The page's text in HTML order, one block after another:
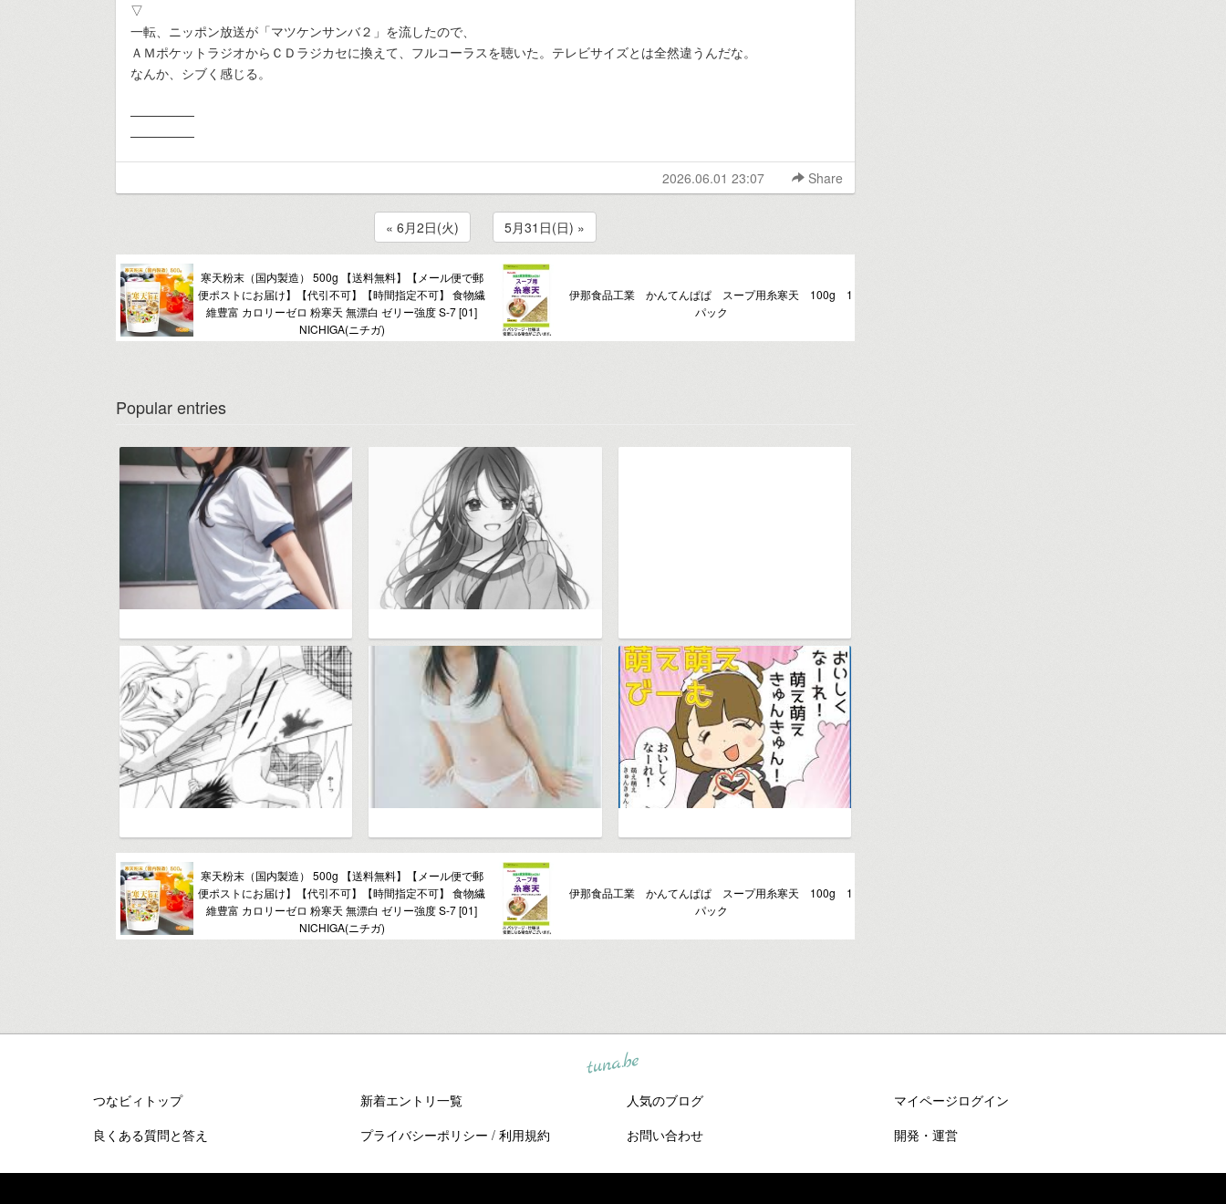
▽
一転、ニッポン放送が「マツケンサンバ２」を流したので、
ＡＭポケットラジオからＣＤラジカセに換えて、フルコーラスを聴いた。テレビサイズとは全然違うんだな。
なんか、シブく感じる。
───────
───────
2026.06.01 23:07 Share
« 6月2日(火) 5月31日(日) »
寒天粉末（国内製造） 500g 【送料無料】【メール便で郵
便ポストにお届け】【代引不可】【時間指定不可】 食物繊
維豊富 カロリーゼロ 粉寒天 無漂白 ゼリー強度 S-7 [01]
NICHIGA(ニチガ)
伊那食品工業 かんてんぱぱ スープ用糸寒天 100g 1
パック
Popular entries
寒天粉末（国内製造） 500g 【送料無料】【メール便で郵
便ポストにお届け】【代引不可】【時間指定不可】 食物繊
維豊富 カロリーゼロ 粉寒天 無漂白 ゼリー強度 S-7 [01]
NICHIGA(ニチガ)
伊那食品工業 かんてんぱぱ スープ用糸寒天 100g 1
パック
tuna.be
つなビィトップ 新着エントリ一覧 人気のブログ
マイページログイン
良くある質問と答え
プライバシーポリシー / 利用規約 お問い合わせ 開発・運営